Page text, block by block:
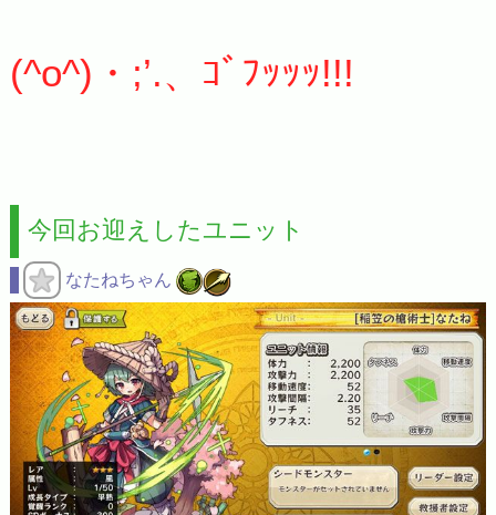
(^o^)・;’.、ｺﾞﾌｯｯｯ!!!
今回お迎えしたユニット
なたねちゃん